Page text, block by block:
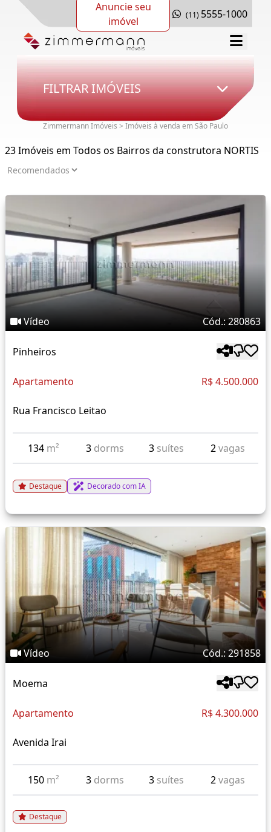
Anuncie seu
imóvel
(11) 5555-1000
FILTRAR IMÓVEIS
Zimmermann Imóveis > Imóveis à venda em São Paulo
23 Imóveis em Todos os Bairros da construtora NORTIS
Vídeo Cód.: 280863
Pinheiros
Apartamento R$ 4.500.000
Rua Francisco Leitao
134 m² 3 dorms 3 suítes 2vagas
Destaque Decorado com IA
Vídeo Cód.: 291858
Moema
Apartamento R$ 4.300.000
Avenida Irai
150 m² 3 dorms 3 suítes 2vagas
Destaque